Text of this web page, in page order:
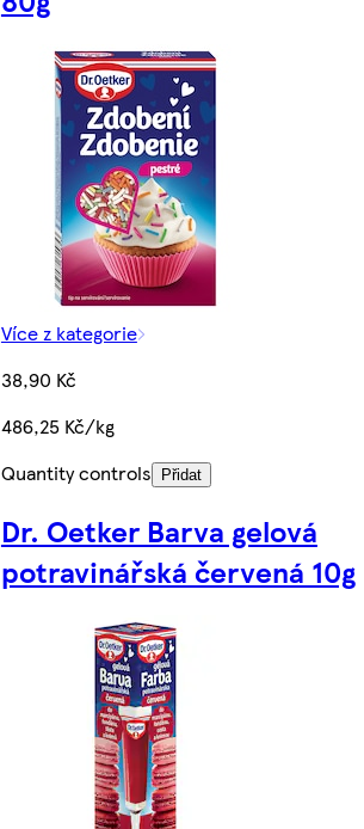
Více z kategorie
38,90 Kč
486,25 Kč/kg
Quantity controls
Přidat
Dr. Oetker Barva gelová
potravinářská červená 10g